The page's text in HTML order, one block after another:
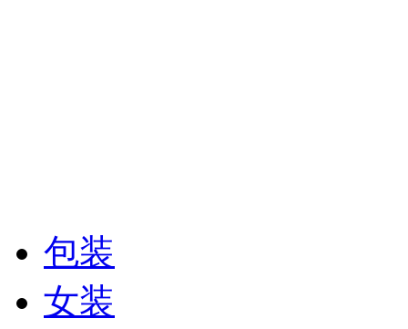
包装
女装